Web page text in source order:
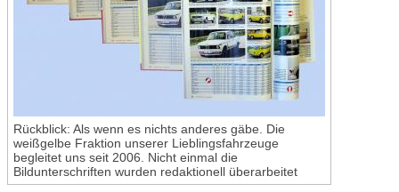
Rückblick: Als wenn es nichts anderes gäbe. Die
weißgelbe Fraktion unserer Lieblingsfahrzeuge
begleitet uns seit 2006. Nicht einmal die
Bildunterschriften wurden redaktionell überarbeitet